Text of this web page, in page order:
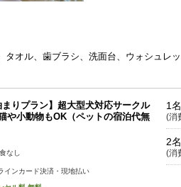
オル、歯ブラシ、洗面台、ウォシュレ
まりプラン】超大型犬対応サークル
や小動物もOK（ペットの宿泊代無
なし
インカード決済・現地払い
1
(消
2
(消